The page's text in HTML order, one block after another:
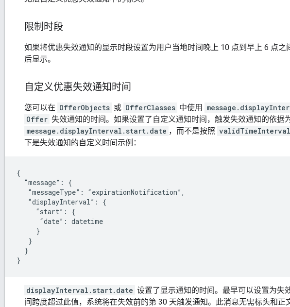
限制时段
如果将优惠失效通知的显示时段设置为用户当地时间晚上 10 点到早上 6 点
后显示。
自定义优惠失效通知时间
您可以在 OfferObjects 或 OfferClasses 中使用
Offer 失效通知的时间。如果设置了自定义通知时间，触发失效通知的依据
message.displayInterval.start.date ，而不是按照
下是失效通知的自定义时间示例：
{
  “message”: {
   “messageType”: “expirationNotification”,
   “displayInterval”: {
     “start”: {
      “date”: datetime
     }
   }
  }
}
displayInterval.start.date 设置了显示通知的时间。最早可以设置为失
间跨度超过此值，系统将在失效前的第 30 天触发通知。此消息无需标头和